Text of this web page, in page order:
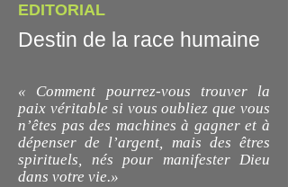
EDITORIAL
Destin de la race humaine
« Comment pourrez-vous trouver la
paix véritable si vous oubliez que vous
n’êtes pas des machines à gagner et à
dépenser de l’argent, mais des êtres
spirituels, nés pour manifester Dieu
dans votre vie.»